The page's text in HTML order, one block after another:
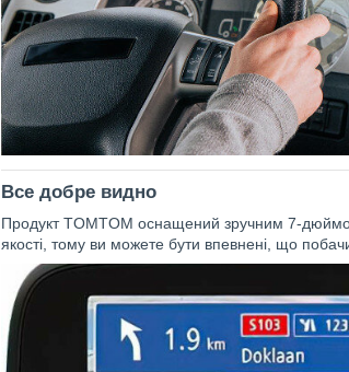
Все добре видно
Продукт TOMTOM оснащений зручним 7-
якості, тому ви можете бути впевнені, що